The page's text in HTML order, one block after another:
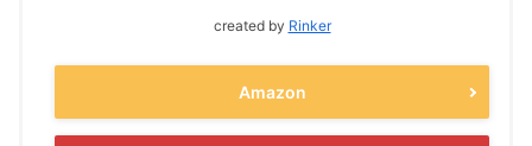
created by Rinker
Amazon